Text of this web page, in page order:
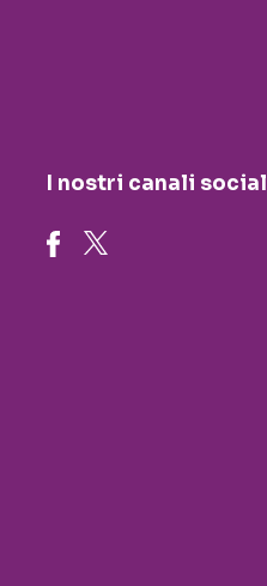
I nostri canali social